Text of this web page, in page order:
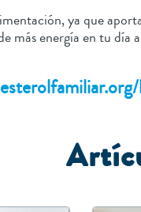
ya que
más energía en tu